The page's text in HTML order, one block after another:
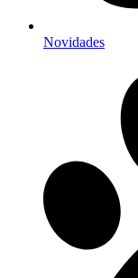
Novidades